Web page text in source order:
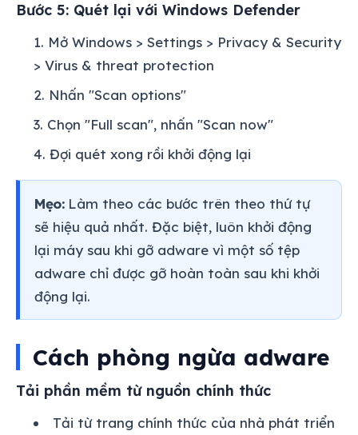
Bước 5: Quét lại với Windows Defender
Mở Windows > Settings > Privacy & Security
> Virus & threat protection
Nhấn "Scan options"
Chọn "Full scan", nhấn "Scan now"
Đợi quét xong rồi khởi động lại
Mẹo:Làm theo các bước trên theo thứ tự
sẽ hiệu quả nhất. Đặc biệt, luôn khởi động
lại máy sau khi gỡ adware vì một số tệp
adware chỉ được gỡ hoàn toàn sau khi khởi
động lại.
Cách phòng ngừa adware
Tải phần mềm từ nguồn chính thức
Tải từ trang chính thức của nhà phát triển